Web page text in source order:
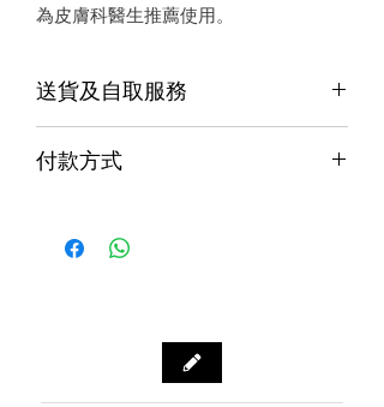
為皮膚科醫生推薦使用。
送貨及自取服務
本地速遞
順豐到付/自取點
門市資料：觀塘秀茂坪商場街市74A號
付款方式
Alipay支付寶 / WeChat Pay微信支付 /
Octopus八達通 / Fps轉數快